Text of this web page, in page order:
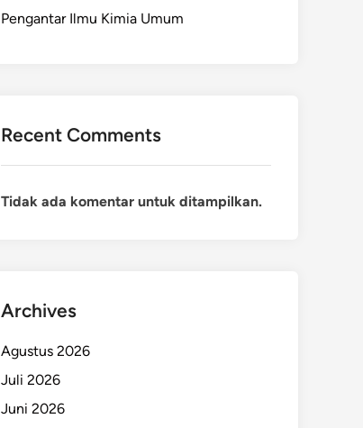
Pengantar Ilmu Kimia Umum
Recent Comments
Tidak ada komentar untuk ditampilkan.
Archives
Agustus 2026
Juli 2026
Juni 2026